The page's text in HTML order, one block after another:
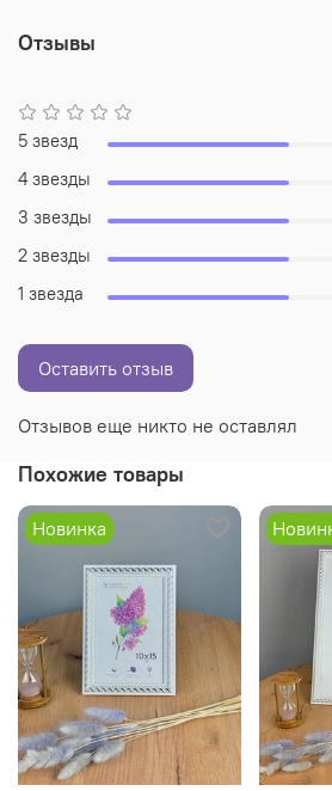
Отзывы
Отзывов еще никто не оставлял
5 звезд
4 звезды
3 звезды
2 звезды
1 звезда
Оставить отзыв
Похожие товары
Новинка